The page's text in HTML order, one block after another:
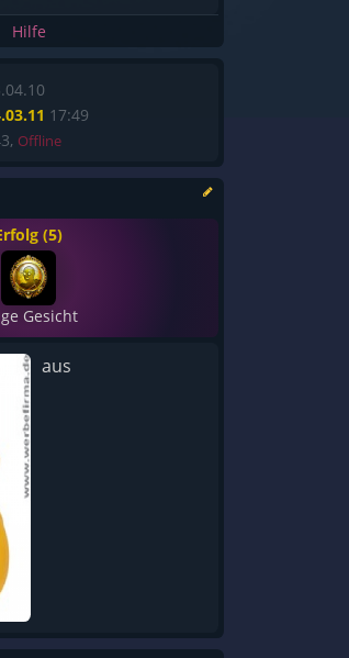
Hilfe
17:49
Offline
(5)
Gesicht
aus